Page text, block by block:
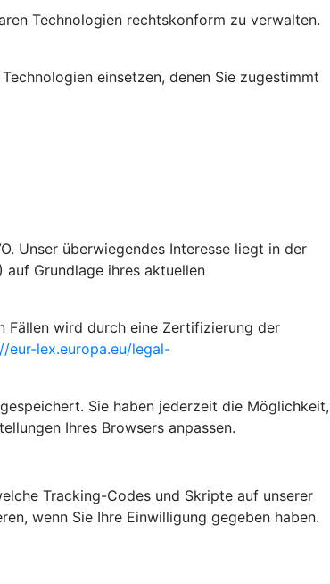
Technologien rechtskonform zu verwalten.
einsetzen, denen Sie zugestimmt
Unser überwiegendes Interesse liegt in der
Grundlage ihres aktuellen
Fällen wird durch eine Zertifizierung der
eur-lex.europa.eu/legal-
Sie haben jederzeit die Möglichkeit,
Ihres Browsers anpassen.
Tracking-Codes und Skripte auf unserer
wenn Sie Ihre Einwilligung gegeben haben.